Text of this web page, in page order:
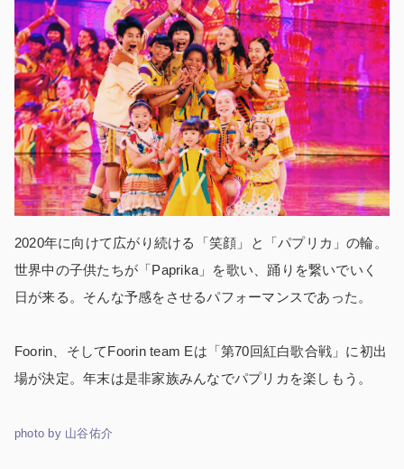
2020年に向けて広がり続ける「笑顔」と「パプリカ」の輪。
世界中の子供たちが「Paprika」を歌い、踊りを繋いでいく
日が来る。そんな予感をさせるパフォーマンスであった。
Foorin、そしてFoorin team Eは「第70回紅白歌合戦」に初出
場が決定。年末は是非家族みんなでパプリカを楽しもう。
photo by 山谷佑介